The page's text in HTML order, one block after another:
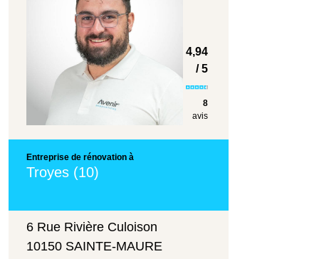
4,94
/ 5
8
avis
Entreprise de rénovation à
Troyes (10)
6 Rue Rivière Culoison
10150 SAINTE-MAURE